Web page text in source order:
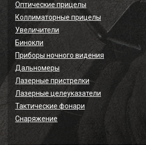
Оптические прицелы
Коллиматорные прицелы
Увеличители
Бинокли
Приборы ночного видения
Дальномеры
Лазерные пристрелки
Лазерные целеуказатели
Тактические фонари
Снаряжение